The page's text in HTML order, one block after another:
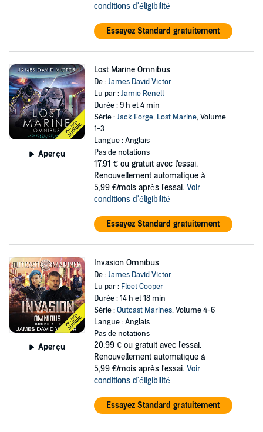
conditions d'éligibilité
Essayez Standard gratuitement
Aperçu
Lost Marine Omnibus
De :James David Victor
Lu par :Jamie Renell
Durée : 9 h et 4 min
Série :Jack Forge, Lost Marine, Volume
1-3
Langue : Anglais
Pas de notations
17,91 € ou gratuit avec l'essai.
Renouvellement automatique à
5,99 €/mois après l'essai. Voir
conditions d'éligibilité
Essayez Standard gratuitement
Aperçu
Invasion Omnibus
De :James David Victor
Lu par : Fleet Cooper
Durée : 14 h et 18 min
Série :Outcast Marines, Volume 4-6
Langue : Anglais
Pas de notations
20,99 € ou gratuit avec l'essai.
Renouvellement automatique à
5,99 €/mois après l'essai. Voir
conditions d'éligibilité
Essayez Standard gratuitement